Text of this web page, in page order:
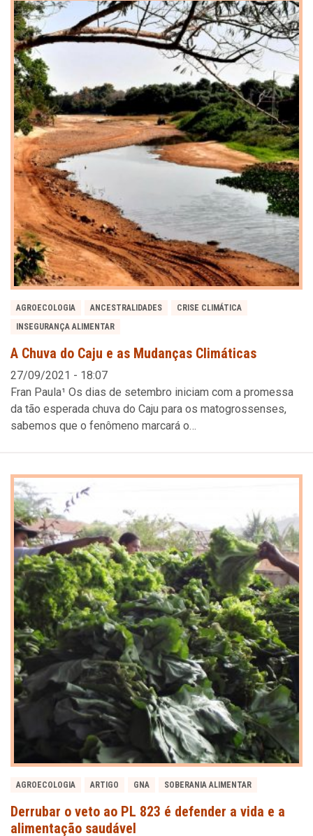
AGROECOLOGIA ANCESTRALIDADES
CRISE CLIMÁTICA
INSEGURANÇA ALIMENTAR
A Chuva do Caju e as Mudanças Climáticas
27/09/2021 - 18:07
Fran Paula¹ Os dias de setembro iniciam com a promessa
da tão esperada chuva do Caju para os matogrossenses,
sabemos que o fenômeno marcará o…
AGROECOLOGIA ARTIGO GNA SOBERANIA ALIMENTAR
Derrubar o veto ao PL 823 é defender a vida e a
alimentação saudável